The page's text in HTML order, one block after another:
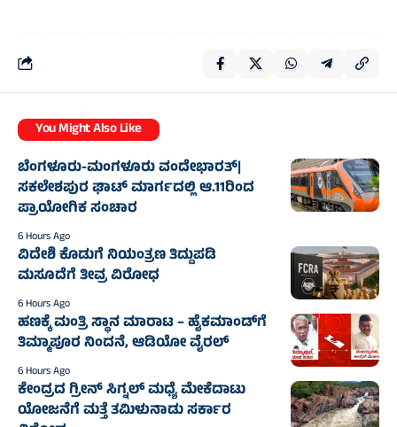
You Might Also Like
ಬೆಂಗಳೂರು-ಮಂಗಳೂರು ವಂದೇಭಾರತ್‌|
ಸಕಲೇಶಪುರ ಘಾಟ್ ಮಾರ್ಗದಲ್ಲಿ ಆ.11ರಿಂದ
ಪ್ರಾಯೋಗಿಕ ಸಂಚಾರ
6 Hours Ago
ವಿದೇಶಿ ಕೊಡುಗೆ ನಿಯಂತ್ರಣ ತಿದ್ದುಪಡಿ
ಮಸೂದೆಗೆ ತೀವ್ರ ವಿರೋಧ
6 Hours Ago
ಹಣಕ್ಕೆ ಮಂತ್ರಿ ಸ್ಥಾನ ಮಾರಾಟ – ಹೈಕಮಾಂಡ್‌ಗೆ
ತಿಮ್ಮಾಪೂರ ನಿಂದನೆ, ಆಡಿಯೋ ವೈರಲ್
6 Hours Ago
ಕೇಂದ್ರದ ಗ್ರೀನ್ ಸಿಗ್ನಲ್ ಮಧ್ಯೆ ಮೇಕೆದಾಟು
ಯೋಜನೆಗೆ ಮತ್ತೆ ತಮಿಳುನಾಡು ಸರ್ಕಾರ